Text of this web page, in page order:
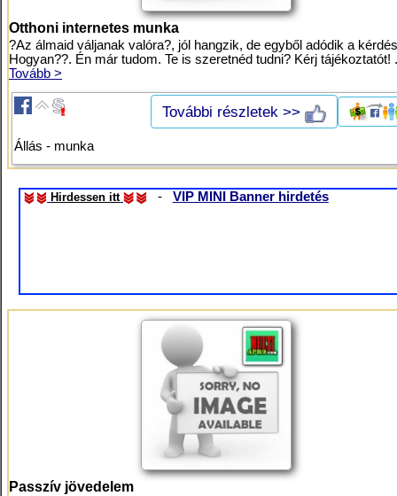
Otthoni internetes munka
?Az álmaid váljanak valóra?, jól hangzik, de egyből adódik a
Hogyan??. Én már tudom. Te is szeretnéd tudni? Kérj tájékoztatót!
Tovább >
További részletek >>
Állás - munka
Hirdessen itt - VIP MINI Banner hirdetés
Passzív jövedelem